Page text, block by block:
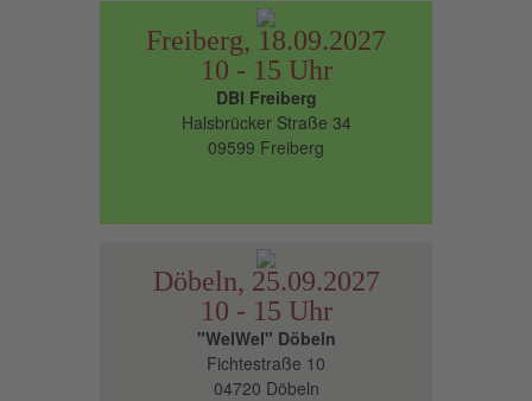
Freiberg, 18.09.2027
10 - 15 Uhr
DBI Freiberg
Halsbrücker Straße 34
09599 Freiberg
Döbeln, 25.09.2027
10 - 15 Uhr
"WelWel" Döbeln
Fichtestraße 10
04720 Döbeln